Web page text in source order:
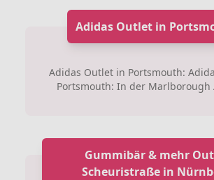
Adidas Outlet in
Adidas Outlet in Portsmouth:
Portsmouth: In der Marlborough
Gummibär & mehr
Scheuristraße in